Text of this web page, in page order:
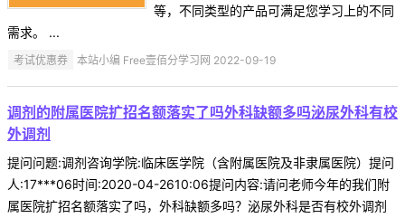
等，不同类型的产品可满足您学习上的不同
需求。 ...
考试优惠券 本站小编 Free壹佰分学习网 2022-09-19
调剂的附属医院扩招名额落实了吗外科缺额多吗泌尿外科有校
外调剂
提问问题:调剂咨询学院:临床医学院（含附属医院及非隶属医院）提问
人:17***06时间:2020-04-2610:06提问内容:请问老师今年的我们附
属医院扩招名额落实了吗，外科缺额多吗？泌尿外科是否有校外调剂